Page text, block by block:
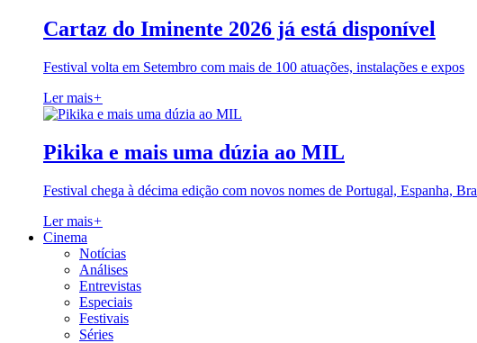
Cartaz do Iminente 2026 já está disponível
Festival volta em Setembro com mais de 100 atuações, instalações e expos
Ler mais+
Pikika e mais uma dúzia ao MIL
Festival chega à décima edição com novos nomes de Portugal, Espanha, Bra
Ler mais+
Cinema
Notícias
Análises
Entrevistas
Especiais
Festivais
Séries